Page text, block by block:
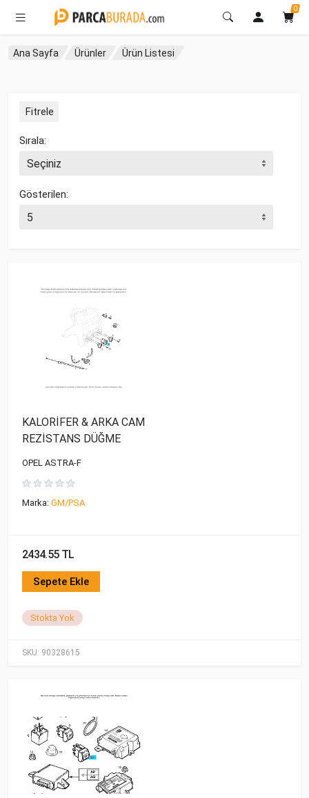
0
Ana Sayfa Ürünler Ürün Listesi
Fitrele
Sırala:
Gösterilen:
SKU: 90328615
KALORİFER & ARKA CAM
REZİSTANS DÜĞME
OPEL ASTRA-F
Marka: GM/PSA
2434.55 TL
Sepete Ekle
Stokta Yok